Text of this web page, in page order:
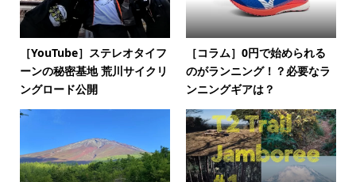
［YouTube］ステレオタイフ
ーンの秘密基地 荒川サイクリ
ングロード公開
［コラム］0円で始められる
のがランニング！？必要なラ
ンニングギアは？